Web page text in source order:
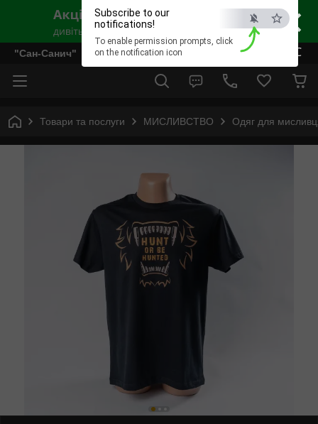
×
ESC
Subscribe to our
notifications!
To enable permission prompts, click
on the notification icon
"Сан-Санич"
Товари та послуги МИСЛИВСТВО Одяг для